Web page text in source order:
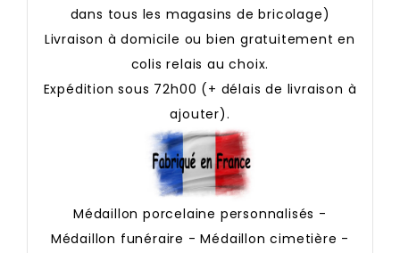
dans tous les magasins de bricolage)
Livraison à domicile ou bien gratuitement en
colis relais au choix.
Expédition sous 72h00 (+ délais de livraison à
ajouter).
Médaillon porcelaine personnalisés -
Médaillon funéraire - Médaillon cimetière -